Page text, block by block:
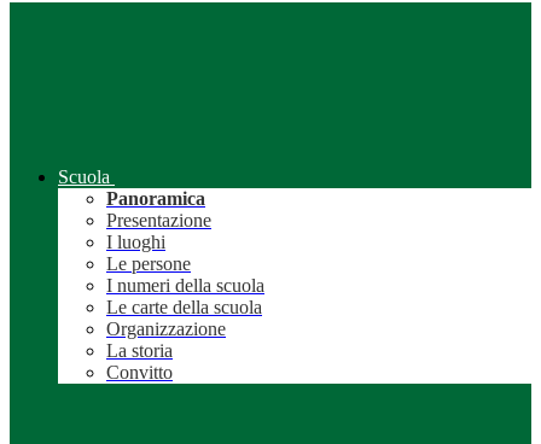
Scuola
Panoramica
Presentazione
I luoghi
Le persone
I numeri della scuola
Le carte della scuola
Organizzazione
La storia
Convitto